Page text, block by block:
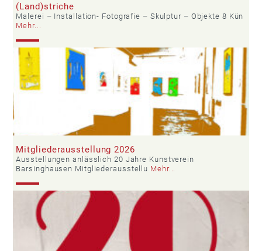
(Land)striche
Malerei – Installation- Fotografie – Skulptur – Objekte 8 Kün
Mehr...
Mitgliederausstellung 2026
Ausstellungen anlässlich 20 Jahre Kunstverein
Barsinghausen Mitgliederausstellu Mehr...